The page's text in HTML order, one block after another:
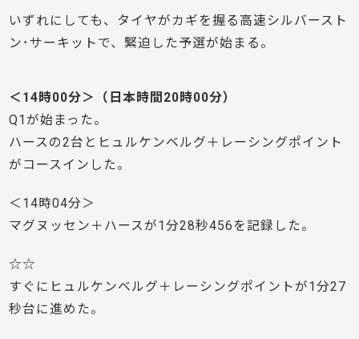
いずれにしても、タイヤがカギを握る高速シルバースト
ン･サーキットで、緊迫した予選が始まる。
＜14時00分＞（日本時間20時00分）
Q1が始まった。
ハースの2台とヒュルケンベルグ＋レーシングポイント
がコースインした。
＜14時04分＞
マグヌッセン＋ハースが1分28秒456を記録した。
☆☆
すぐにヒュルケンベルグ＋レーシングポイントが1分27
秒台に進めた。